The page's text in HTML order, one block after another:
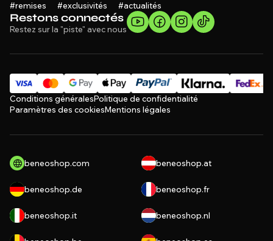
Restons connectés
Restez sur la "piste" avec nous
#remises #exclusivités #actualités
Conditions généralesPolitique de confidentialité
Paramètres des cookiesMentions légales
beneoshop.com beneoshop.at
beneoshop.de beneoshop.fr
beneoshop.it beneoshop.nl